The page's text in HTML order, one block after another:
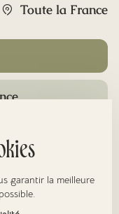
Toute la France
garantir la meilleure